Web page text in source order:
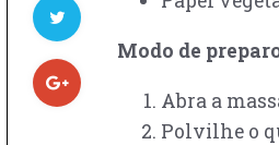
Modo de
Abra a
Polvilhe o